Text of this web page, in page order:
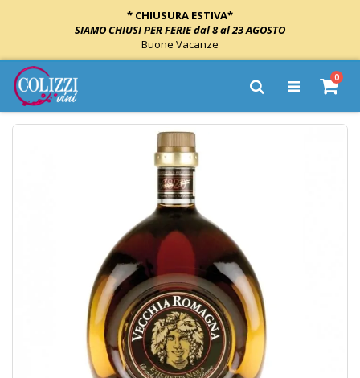
* CHIUSURA ESTIVA*
SIAMO CHIUSI PER FERIE dal 8 al 23 AGOSTO
Buone Vacanze
Salta
al
contenuto
Cart
0
Cerca
Vai